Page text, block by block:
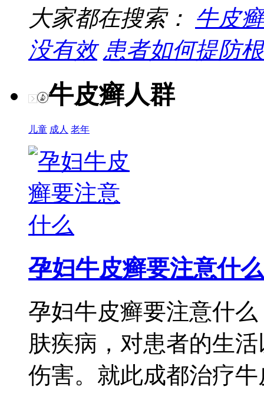
大家都在搜索： 牛皮
没有效 患者如何提防
牛皮癣人群
儿童 成人 老年
孕妇牛皮癣要注意什么
孕妇牛皮癣要注意什
肤疾病，对患者的生
伤害。就此成都治疗